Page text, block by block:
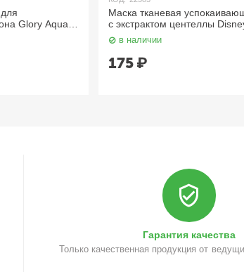
Glory Aqua
C Mask 30 мл
Маска тканевая
с экстрактом центеллы
Сollection Barrier Сica Mask 30
мл JMsolution
в наличии
175 ₽
Гарантия качества
Только качественная продукция от